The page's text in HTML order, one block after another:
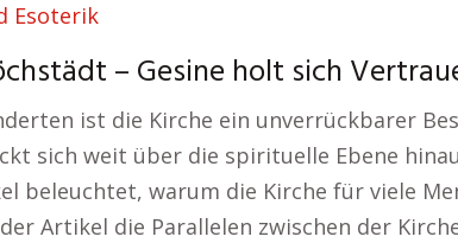
– Gesine holt sich
ist die Kirche ein unverrückbarer
sich weit über die spirituelle Ebene
beleuchtet, warum die Kirche für viele
Artikel die Parallelen zwischen der